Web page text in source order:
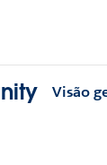
Visão